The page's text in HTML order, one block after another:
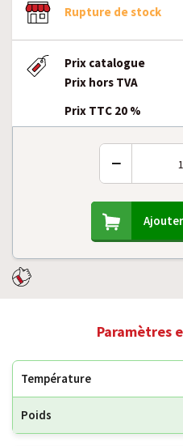
Rupture de stock
Prix catalogue
Prix hors TVA
Prix TTC 20 %
−
Paramètres
Température
Poids